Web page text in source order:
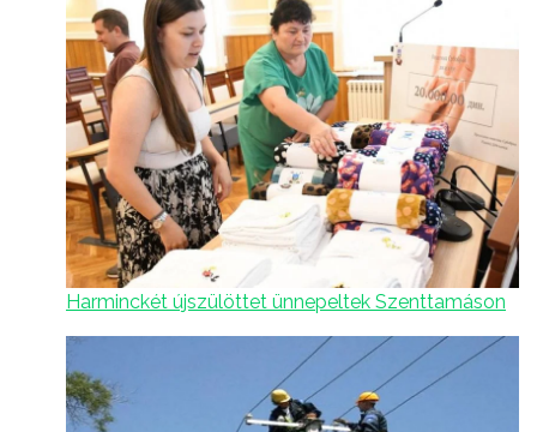
Harminckét újszülöttet ünnepeltek Szenttamáson